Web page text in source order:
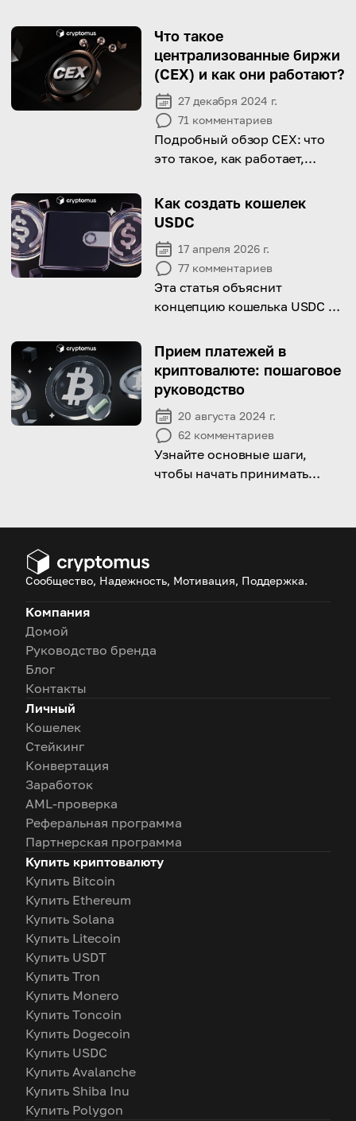
Что такое
централизованные биржи
(CEX) и как они работают?
27 декабря 2024 г.
71 комментариев
Подробный обзор CEX: что
это такое, как работает,
отличаются от DEX
Как создать кошелек
USDC
17 апреля 2026 г.
77 комментариев
Эта статья объяснит
концепцию кошелька USDC и
Прием платежей в
криптовалюте: пошаговое
руководство
20 августа 2024 г.
62 комментариев
Узнайте основные шаги,
чтобы начать принимать
этого руководства
Сообщество, Надежность, Мотивация, Поддержка.
Компания
Домой
Руководство бренда
Блог
Контакты
Личный
Кошелек
Стейкинг
Конвертация
Заработок
AML-проверка
Реферальная программа
Партнерская программа
Купить криптовалюту
Купить Bitcoin
Купить Ethereum
Купить Solana
Купить Litecoin
Купить USDT
Купить Tron
Купить Monero
Купить Toncoin
Купить Dogecoin
Купить USDC
Купить Avalanche
Купить Shiba Inu
Купить Polygon